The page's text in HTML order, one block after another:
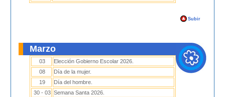
Subir
Marzo
03
Elección Gobierno Escolar 2026.
08
Día de la mujer.
19
Día del hombre.
30 - 03 Semana Santa 2026.